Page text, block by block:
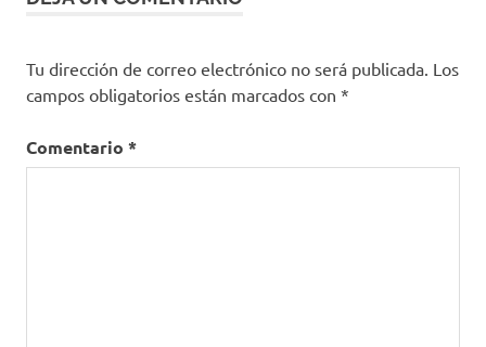
Tu dirección de correo electrónico no será publicada. Los
campos obligatorios están marcados con *
Comentario *